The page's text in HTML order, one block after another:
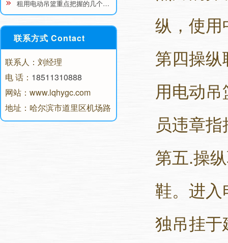
租用电动吊篮重点把握的几个…
联系方式 Contact
联系人：刘经理
电 话： 18511310888
网站：www.lqhygc.com
地址：哈尔滨市道里区机场路
纵，使
第四操
用电动
员违章
第五.操
鞋。进
独吊挂